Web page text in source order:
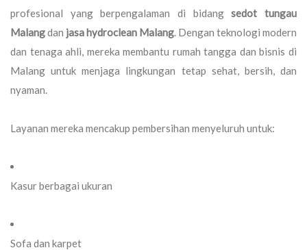
profesional yang berpengalaman di bidangsedot tungau
Malangdan jasa hydroclean Malang. Dengan teknologi modern
dan tenaga ahli, mereka membantu rumah tangga dan bisnis di
Malang untuk menjaga lingkungan tetap sehat, bersih, dan
nyaman.
Layanan mereka mencakup pembersihan menyeluruh untuk:
Kasur berbagai ukuran
Sofa dan karpet